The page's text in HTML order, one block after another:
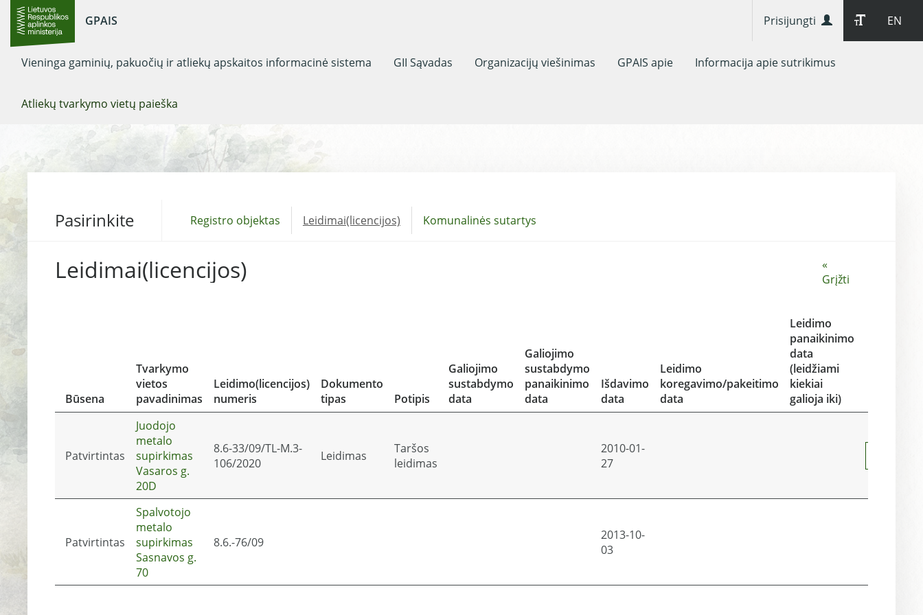
GPAIS EN
Prisijungti
Vieninga gaminių, pakuočių ir atliekų apskaitos informacinė sistema GII Sąvadas Organizacijų viešinimas GPAIS apie Informacija apie sutrikimus
Atliekų tvarkymo vietų paieška
Pasirinkite Registro objektas Leidimai(licencijos) Komunalinės sutartys
«
Grįžti
Leidimai(licencijos)
Būsena
Tvarkymo
vietos
pavadinimas
Leidimo(licencijos)
numeris
Dokumento
tipas
Potipis
Galiojimo
sustabdymo
data
Galiojimo
sustabdymo
panaikinimo
data
Išdavimo
data
Leidimo
koregavimo/pakeitimo
data
Leidimo
panaikinimo
data
(leidžiami
kiekiai
galioja iki)
Patvirtintas
Juodojo
metalo
supirkimas
Vasaros g.
20D
8.6-33/09/TL-M.3-
106/2020
Leidimas
Taršos
leidimas
2010-01-
27
Patvirtintas
Spalvotojo
metalo
supirkimas
Sasnavos g.
70
8.6.-76/09
2013-10-
03